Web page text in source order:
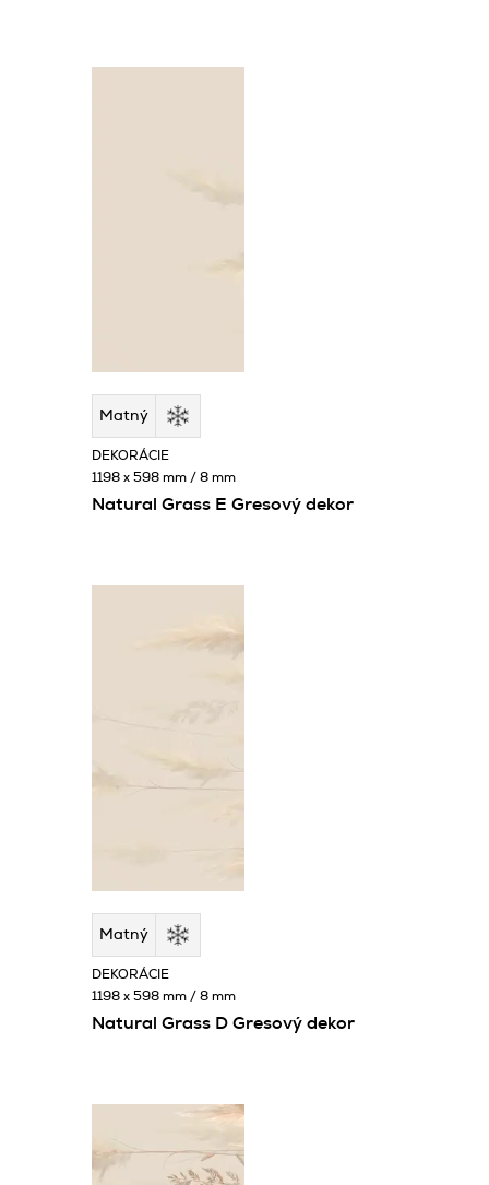
Matný
Natural Grass E Gresový dekor
DEKORÁCIE
1198 x 598 mm / 8 mm
Matný
Natural Grass D Gresový dekor
DEKORÁCIE
1198 x 598 mm / 8 mm